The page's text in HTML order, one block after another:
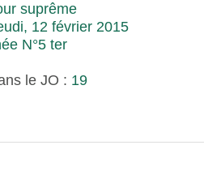
suprême
12 février 2015
N°5 ter
le JO : 19